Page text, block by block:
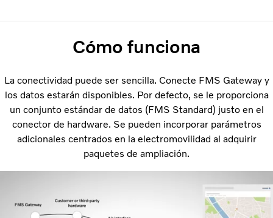
Cómo funciona
La conectividad puede ser sencilla. Conecte FMS Gateway y
los datos estarán disponibles. Por defecto, se le proporciona
un conjunto estándar de datos (FMS Standard) justo en el
conector de hardware. Se pueden incorporar parámetros
adicionales centrados en la electromovilidad al adquirir
paquetes de ampliación.